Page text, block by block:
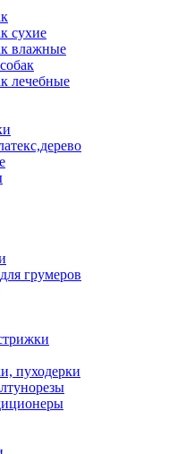
сухие
влажные
лечебные
грумеров
пуходерки